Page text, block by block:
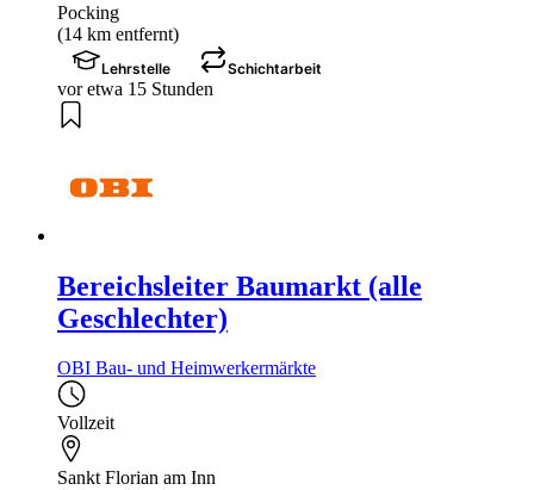
Pocking
(14 km entfernt)
Lehrstelle Schichtarbeit
vor etwa 15 Stunden
Bereichsleiter Baumarkt (alle
Geschlechter)
OBI Bau- und Heimwerkermärkte
Vollzeit
Sankt Florian am Inn